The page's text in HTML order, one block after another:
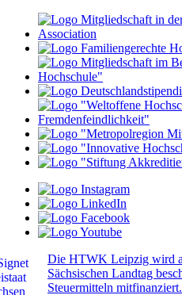
Die HTWK Leipzig wird
Sächsischen Landtag
Steuermitteln mitfinanziert.